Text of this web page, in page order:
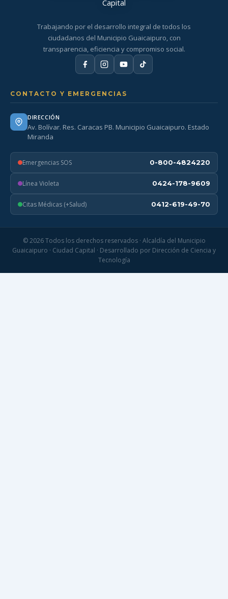
Trabajando por el desarrollo integral de todos los
ciudadanos del Municipio Guaicaipuro, con
transparencia, eficiencia y compromiso social.
CONTACTO Y EMERGENCIAS
DIRECCIÓN
Av. Bolívar. Res. Caracas PB. Municipio Guaicaipuro. Estado
Miranda
Emergencias SOS 0-800-4824220
Línea Violeta 0424-178-9609
Citas Médicas (+Salud) 0412-619-49-70
© 2026 Todos los derechos reservados · Alcaldía del Municipio
Guaicaipuro · Ciudad Capital · Desarrollado por Dirección de Ciencia y
Tecnología